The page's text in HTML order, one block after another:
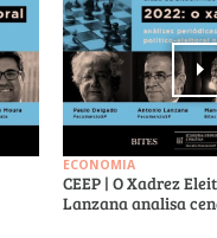
ECONOMIA
CEEP | O Xadrez
Lanzana analisa